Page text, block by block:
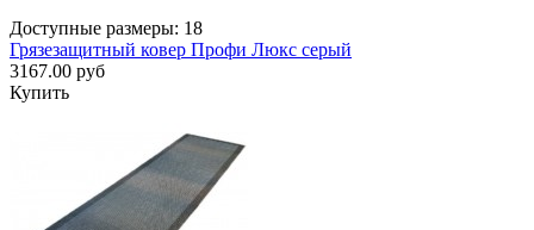
Доступные размеры: 18
Грязезащитный ковер Профи Люкс серый
3167.00 руб
Купить